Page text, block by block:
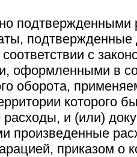
подтвержденными
подтвержденные
с
оформленными в
оборота,
которого
и (или)
произведенные
приказом о